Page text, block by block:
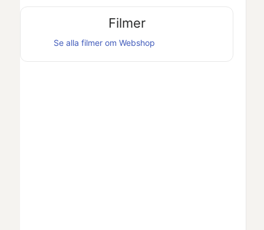
Filmer
Se alla filmer om Webshop